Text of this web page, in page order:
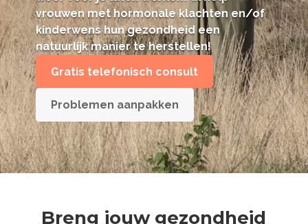
vrouwen met hormonale klachten en/of
kinderwens hun gezondheid een
natuurlijk manier te herstellen!
Gratis telefonisch consult
Problemen aanpakken
Breng jouw gezondheid